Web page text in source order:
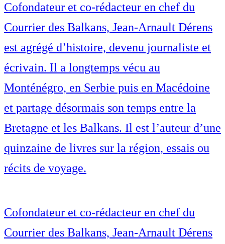
Cofondateur et co-rédacteur en chef du
Courrier des Balkans, Jean-Arnault Dérens
est agrégé d’histoire, devenu journaliste et
écrivain. Il a longtemps vécu au
Monténégro, en Serbie puis en Macédoine
et partage désormais son temps entre la
Bretagne et les Balkans. Il est l’auteur d’une
quinzaine de livres sur la région, essais ou
récits de voyage.
Cofondateur et co-rédacteur en chef du
Courrier des Balkans, Jean-Arnault Dérens